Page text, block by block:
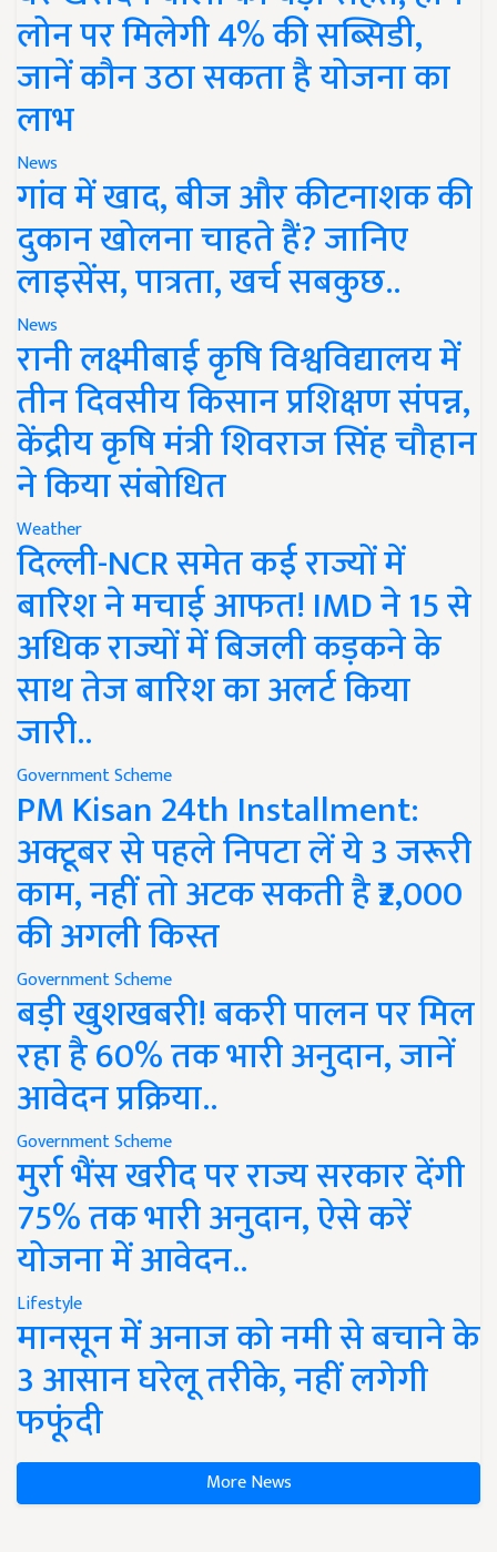
लोन पर मिलेगी 4% की सब्सिडी,
जानें कौन उठा सकता है योजना का
लाभ
News
गांव में खाद, बीज और कीटनाशक की
दुकान खोलना चाहते हैं? जानिए
लाइसेंस, पात्रता, खर्च सबकुछ..
News
रानी लक्ष्मीबाई कृषि विश्वविद्यालय में
तीन दिवसीय किसान प्रशिक्षण संपन्न,
केंद्रीय कृषि मंत्री शिवराज सिंह चौहान
ने किया संबोधित
Weather
दिल्ली-NCR समेत कई राज्यों में
बारिश ने मचाई आफत! IMD ने 15 से
अधिक राज्यों में बिजली कड़कने के
साथ तेज बारिश का अलर्ट किया
जारी..
Government Scheme
PM Kisan 24th Installment:
अक्टूबर से पहले निपटा लें ये 3 जरूरी
काम, नहीं तो अटक सकती है ₹2,000
की अगली किस्त
Government Scheme
बड़ी खुशखबरी! बकरी पालन पर मिल
रहा है 60% तक भारी अनुदान, जानें
आवेदन प्रक्रिया..
Government Scheme
मुर्रा भैंस खरीद पर राज्य सरकार देंगी
75% तक भारी अनुदान, ऐसे करें
योजना में आवेदन..
Lifestyle
मानसून में अनाज को नमी से बचाने के
3 आसान घरेलू तरीके, नहीं लगेगी
फफूंदी
More News